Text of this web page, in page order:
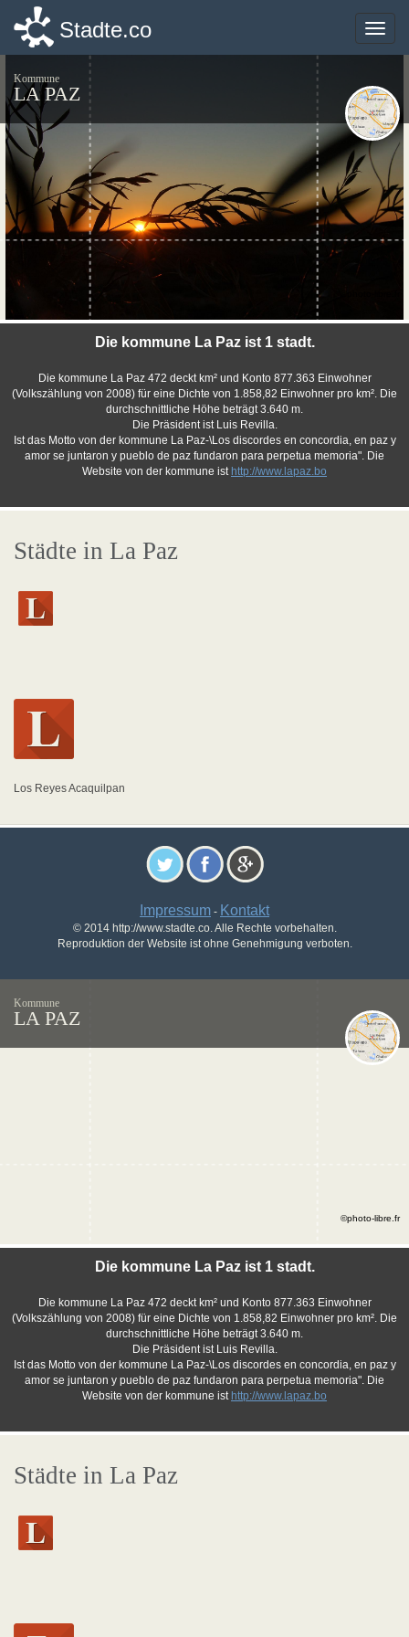
Toggle
Stadte.co
Kommune
LA PAZ
Die kommune La Paz ist 1 stadt.
Die kommune La Paz 472 deckt km² und Konto 877.363 Einwohner
(Volkszählung von 2008) für eine Dichte von 1.858,82 Einwohner pro km². Die
durchschnittliche Höhe beträgt 3.640 m.
Die Präsident ist Luis Revilla.
Ist das Motto von der kommune La Paz-\Los discordes en concordia, en paz y
amor se juntaron y pueblo de paz fundaron para perpetua memoria". Die
Website von der kommune ist http://www.lapaz.bo
Städte in La Paz
Los Reyes Acaquilpan
Impressum - Kontakt
© 2014 http://www.stadte.co. Alle Rechte vorbehalten.
Reproduktion der Website ist ohne Genehmigung verboten.
Toggle
Stadte.co
Kommune
LA PAZ
Die kommune La Paz ist 1 stadt.
Die kommune La Paz 472 deckt km² und Konto 877.363 Einwohner
(Volkszählung von 2008) für eine Dichte von 1.858,82 Einwohner pro km². Die
durchschnittliche Höhe beträgt 3.640 m.
Die Präsident ist Luis Revilla.
Ist das Motto von der kommune La Paz-\Los discordes en concordia, en paz y
amor se juntaron y pueblo de paz fundaron para perpetua memoria". Die
Website von der kommune ist http://www.lapaz.bo
©photo-libre.fr
Städte in La Paz